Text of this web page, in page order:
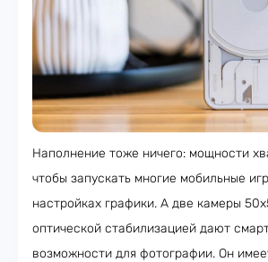
Наполнение тоже ничего: мощности
чтобы запускать многие мобильные
настройках графики. А две камеры
оптической стабилизацией дают
возможности для фотографии. Он